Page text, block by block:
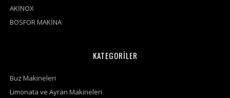
AKİNOX
BOSFOR MAKİNA
KATEGORİLER
Buz Makineleri
Limonata ve Ayran Makineleri